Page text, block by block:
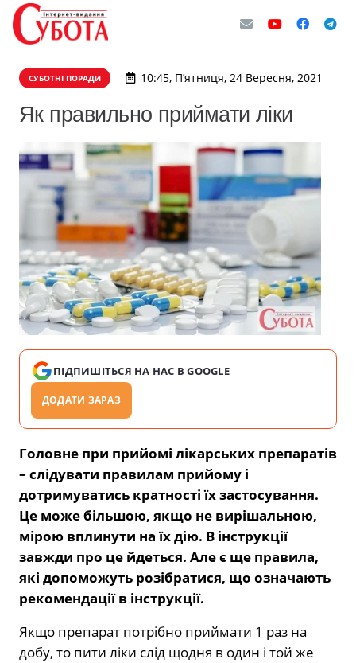
СУБОТНІ ПОРАДИ 10:45, П’ятниця, 24 Вересня, 2021
Як правильно приймати ліки
ПІДПИШІТЬСЯ НА НАС В GOOGLE
ДОДАТИ ЗАРАЗ
Головне при прийомі лікарських препаратів
– слідувати правилам прийому і
дотримуватись кратності їх застосування.
Це може більшою, якщо не вирішальною,
мірою вплинути на їх дію. В інструкції
завжди про це йдеться. Але є ще правила,
які допоможуть розібратися, що означають
рекомендації в інструкції.
Якщо препарат потрібно приймати 1 раз на
добу, то пити ліки слід щодня в один і той же